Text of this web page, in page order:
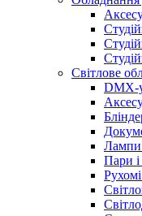
Світлове
DMX-
Лампи
Пари